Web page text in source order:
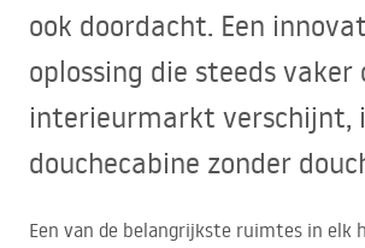
ook doordacht. Een
oplossing die steeds vaker
interieurmarkt verschijnt,
douchecabine zonder
Een van de belangrijkste ruimtes in elk